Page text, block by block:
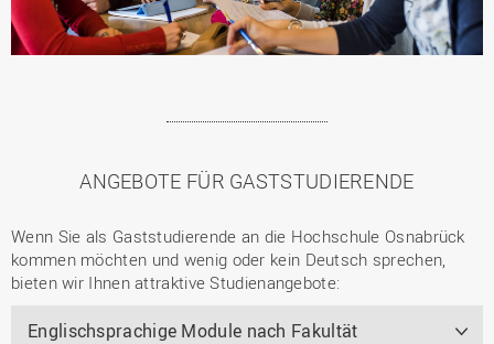
ANGEBOTE FÜR GASTSTUDIERENDE
Wenn Sie als Gaststudierende an die Hochschule Osnabrück
kommen möchten und wenig oder kein Deutsch sprechen,
bieten wir Ihnen attraktive Studienangebote:
Englischsprachige Module nach Fakultät